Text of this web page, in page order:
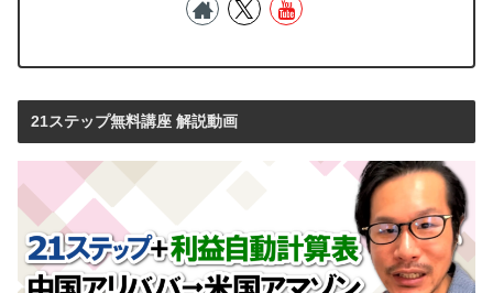
21ステップ無料講座 解説動画